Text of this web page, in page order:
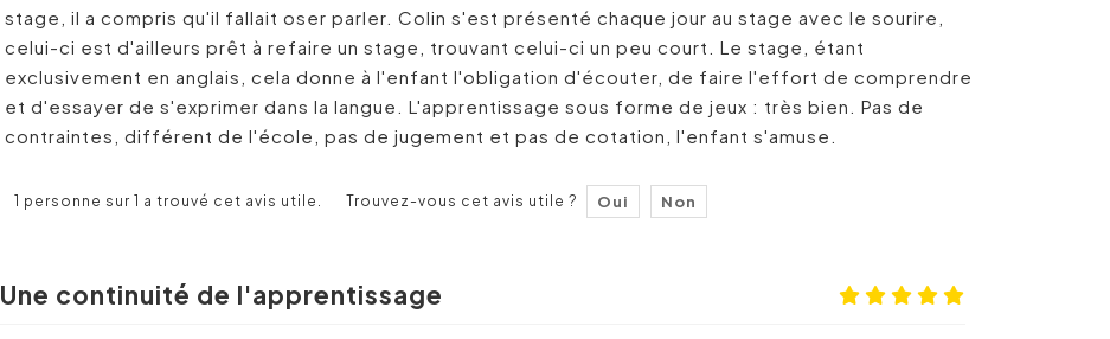
stage, il a compris qu'il fallait oser parler. Colin s'est présenté chaque jour au stage avec le sourire,
celui-ci est d'ailleurs prêt à refaire un stage, trouvant celui-ci un peu court. Le stage, étant
exclusivement en anglais, cela donne à l'enfant l'obligation d'écouter, de faire l'effort de comprendre
et d'essayer de s'exprimer dans la langue. L'apprentissage sous forme de jeux : très bien. Pas de
contraintes, différent de l'école, pas de jugement et pas de cotation, l'enfant s'amuse.
1 personne sur 1 a trouvé cet avis utile. Trouvez-vous cet avis utile ? Oui Non
Une continuité de l'apprentissage